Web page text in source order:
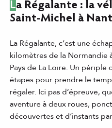
La Régalante : la véloroute du Mont
Saint-Michel à
La Régalante, c’est une
kilomètres de la Normandie
Pays de La Loire. Un
étapes pour prendre le
régaler. Ici pas d’épreuve,
aventure à deux roues,
découvertes et d’instants